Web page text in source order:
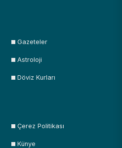
Gazeteler
Astroloji
Döviz Kurları
Çerez Politikası
Künye